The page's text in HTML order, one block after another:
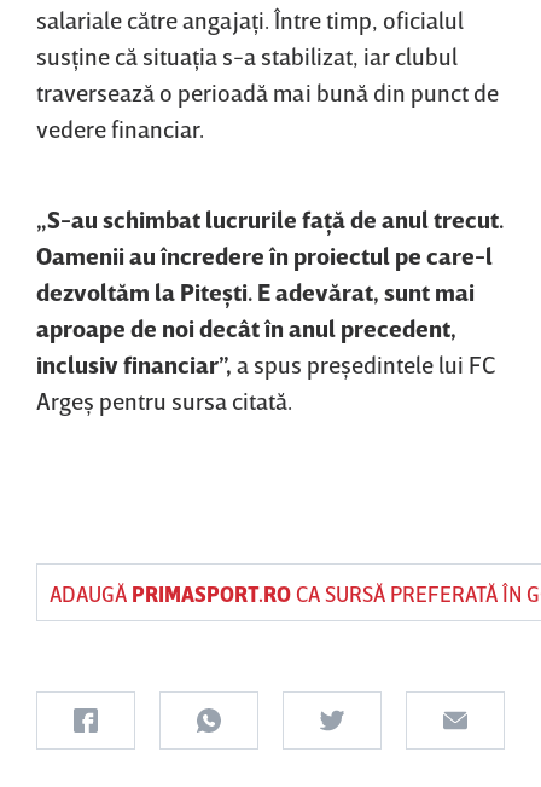
salariale către angajaţi. Între timp, oficialul
susţine că situaţia s-a stabilizat, iar clubul
traversează o perioadă mai bună din punct de
vedere financiar.
„S-au schimbat lucrurile faţă de anul trecut.
Oamenii au încredere în proiectul pe care-l
dezvoltăm la Piteşti. E adevărat, sunt mai
aproape de noi decât în anul precedent,
inclusiv financiar”, a spus preşedintele lui FC
Argeş pentru sursa citată.
ADAUGĂ PRIMASPORT.ROCA SURSĂ PREFERATĂ ÎN